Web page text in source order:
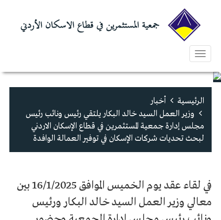
Toggle
navigation
الرئيسية
أخبار
وزير العمل السيد خالد البكار يلتقي رئيس ونائب رئيس
مجلس إدارة جمعية المستثمرين في قطاع الإسكان الاردني
لبحث تحديات شركات الإسكان في توفير العمالة الوافدة
في لقاء عقد يوم الخميس الموافق 16/1/2025 بين
معالي وزير العمل السيد خالد البكار ورئيس